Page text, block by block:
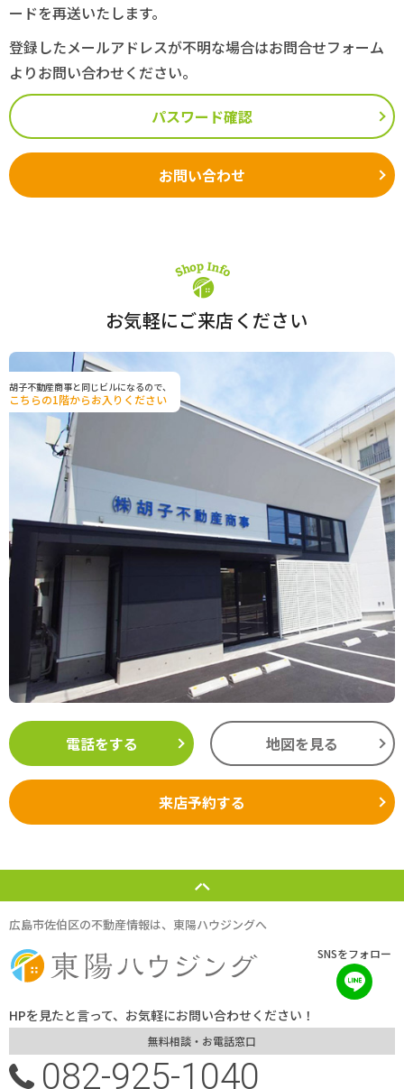
ードを再送いたします。
登録したメールアドレスが不明な場合はお問合せフォーム
よりお問い合わせください。
パスワード確認
お問い合わせ
お気軽にご来店ください
胡子不動産商事と同じビルになるので、
こちらの1階からお入りください
電話をする 地図を見る
来店予約する
広島市佐伯区の不動産情報は、東陽ハウジングへ
SNSをフォロー
HPを見たと言って、お気軽にお問い合わせください！
無料相談・お電話窓口
082-925-1040